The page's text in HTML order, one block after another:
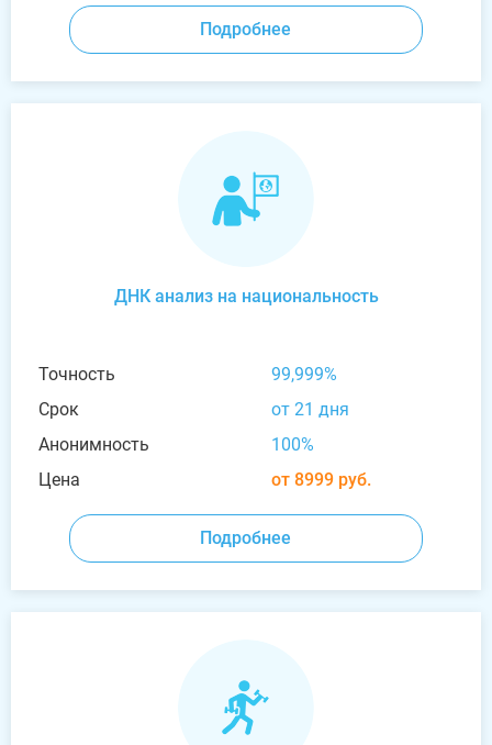
Подробнее
ДНК анализ на национальность
Точность
99,999%
Срок
от 21 дня
Анонимность
100%
Цена
от 8999 руб.
Подробнее